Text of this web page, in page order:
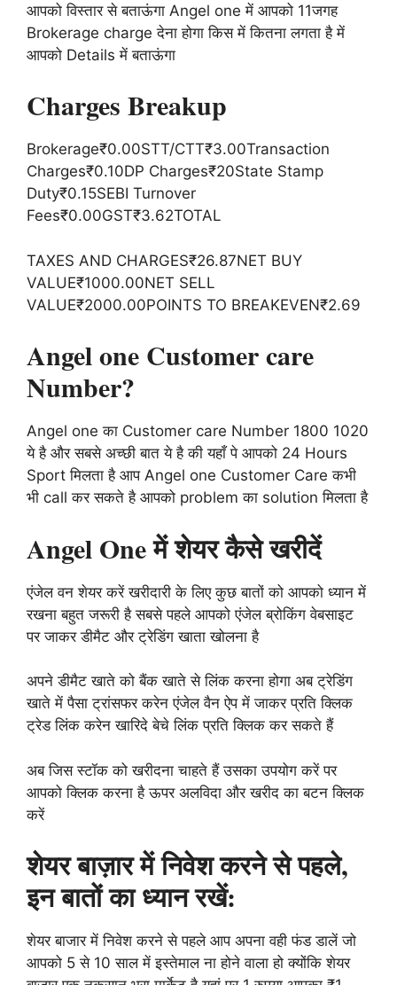
आपको विस्तार से बताऊंगा Angel one में आपको 11जगह
Brokerage charge देना होगा किस में कितना लगता है में
आपको Details में बताऊंगा
Charges Breakup
Brokerage₹0.00STT/CTT₹3.00Transaction
Charges₹0.10DP Charges₹20State Stamp
Duty₹0.15SEBI Turnover
Fees₹0.00GST₹3.62TOTAL
TAXES AND CHARGES₹26.87NET BUY
VALUE₹1000.00NET SELL
VALUE₹2000.00POINTS TO BREAKEVEN₹2.69
Angel one Customer care
Number?
Angel one का Customer care Number 1800 1020
ये है और सबसे अच्छी बात ये है की यहाँ पे आपको 24 Hours
Sport मिलता है आप Angel one Customer Care कभी
भी call कर सकते है आपको problem का solution मिलता है
Angel One में शेयर कैसे खरीदें
एंजेल वन शेयर करें खरीदारी के लिए कुछ बातों को आपको ध्यान में
रखना बहुत जरूरी है सबसे पहले आपको एंजेल ब्रोकिंग वेबसाइट
पर जाकर डीमैट और ट्रेडिंग खाता खोलना है
अपने डीमैट खाते को बैंक खाते से लिंक करना होगा अब ट्रेडिंग
खाते में पैसा ट्रांसफर करेन एंजेल वैन ऐप में जाकर प्रति क्लिक
ट्रेड लिंक करेन खारिदे बेचे लिंक प्रति क्लिक कर सकते हैं
अब जिस स्टॉक को खरीदना चाहते हैं उसका उपयोग करें पर
आपको क्लिक करना है ऊपर अलविदा और खरीद का बटन क्लिक
करें
शेयर बाज़ार में निवेश करने से पहले,
इन बातों का ध्यान रखें:
शेयर बाजार में निवेश करने से पहले आप अपना वही फंड डालें जो
आपको 5 से 10 साल में इस्तेमाल ना होने वाला हो क्योंकि शेयर